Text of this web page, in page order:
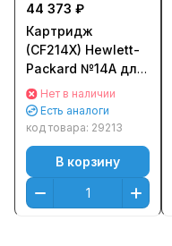
44 373 ₽
Картридж
(CF214X) Hewlett-
Packard №14A для
HP LJ Enterprice
700 M725/ M712
Черный (Black)
Нет в наличии
Есть аналоги
код товара: 29213
В корзину